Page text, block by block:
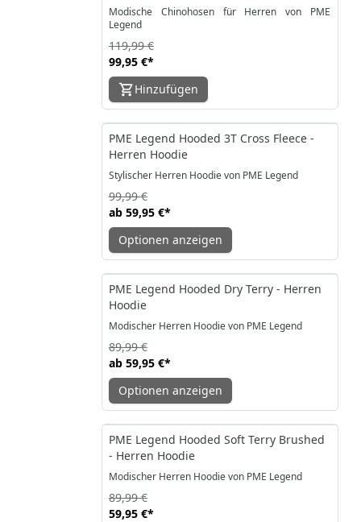
Modische Chinohosen für Herren von PME
Legend
99,95 €*
119,99 €
Hinzufügen
-40%
PME Legend Hooded 3T Cross Fleece -
Herren Hoodie
Stylischer Herren Hoodie von PME Legend
ab 59,95 €*
99,99 €
Optionen anzeigen
-33%
PME Legend Hooded Dry Terry - Herren
Hoodie
Modischer Herren Hoodie von PME Legend
ab 59,95 €*
89,99 €
Optionen anzeigen
-33%
PME Legend Hooded Soft Terry Brushed
- Herren Hoodie
Modischer Herren Hoodie von PME Legend
59,95 €*
89,99 €